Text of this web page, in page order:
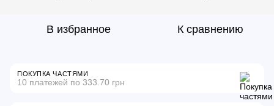
В избранное К сравнению
ПОКУПКА ЧАСТЯМИ
10 платежей по 333.70 грн